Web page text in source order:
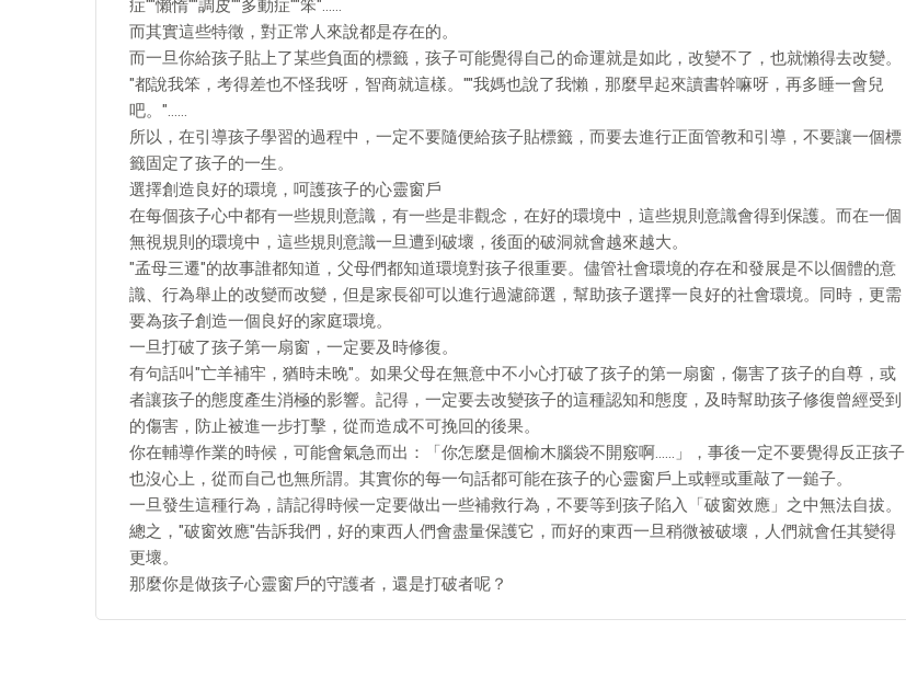
症""懶惰""調皮""多動症""笨"……
而其實這些特徵，對正常人來說都是存在的。
而一旦你給孩子貼上了某些負面的標籤，孩子可能覺得自己的命運就是如此，改變不了，也就懶得去改變。
"都說我笨，考得差也不怪我呀，智商就這樣。""我媽也說了我懶，那麼早起來讀書幹嘛呀，再多睡一會兒
吧。"……
所以，在引導孩子學習的過程中，一定不要隨便給孩子貼標籤，而要去進行正面管教和引導，不要讓一個標
籤固定了孩子的一生。
選擇創造良好的環境，呵護孩子的心靈窗戶
在每個孩子心中都有一些規則意識，有一些是非觀念，在好的環境中，這些規則意識會得到保護。而在一個
無視規則的環境中，這些規則意識一旦遭到破壞，後面的破洞就會越來越大。
"孟母三遷"的故事誰都知道，父母們都知道環境對孩子很重要。儘管社會環境的存在和發展是不以個體的意
識、行為舉止的改變而改變，但是家長卻可以進行過濾篩選，幫助孩子選擇一良好的社會環境。同時，更需
要為孩子創造一個良好的家庭環境。
一旦打破了孩子第一扇窗，一定要及時修復。
有句話叫"亡羊補牢，猶時未晚"。如果父母在無意中不小心打破了孩子的第一扇窗，傷害了孩子的自尊，或
者讓孩子的態度產生消極的影響。記得，一定要去改變孩子的這種認知和態度，及時幫助孩子修復曾經受到
的傷害，防止被進一步打擊，從而造成不可挽回的後果。
你在輔導作業的時候，可能會氣急而出：「你怎麼是個榆木腦袋不開竅啊……」，事後一定不要覺得反正孩子
也沒心上，從而自己也無所謂。其實你的每一句話都可能在孩子的心靈窗戶上或輕或重敲了一鎚子。
一旦發生這種行為，請記得時候一定要做出一些補救行為，不要等到孩子陷入「破窗效應」之中無法自拔。
總之，"破窗效應"告訴我們，好的東西人們會盡量保護它，而好的東西一旦稍微被破壞，人們就會任其變得
更壞。
那麼你是做孩子心靈窗戶的守護者，還是打破者呢？